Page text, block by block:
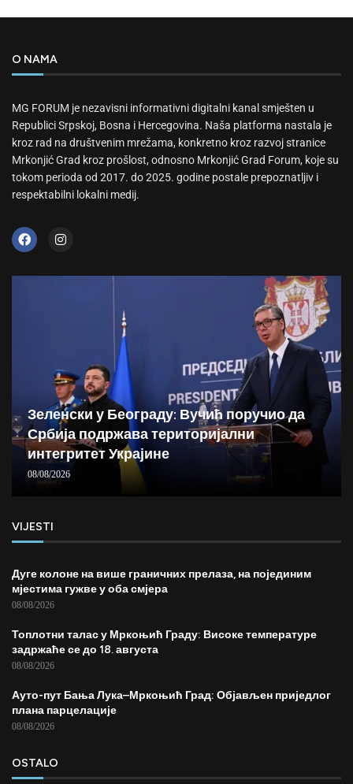
O NAMA
MG FORUM je nezavisni informativni digitalni kanal smješten u
Republici Srpskoj, Bosna i Hercegovina. Naša platforma nastala je
kroz rad na društvenim mrežama, konkretno kroz razvoj stranice
Mrkonjić Grad kroz prošlost, odnosno Mrkonjić Grad Forum, koje su
tokom perioda od 2017. do 2025. godine postale prepoznatljiv i
respektabilni lokalni medij.
Зеленски у Београду: Вучић поручио да
Србија подржава територијални
интегритет Украјине
08/08/2026
VIJESTI
Дуге колоне на више граничних прелаза, на појединим
мјестима гужве у оба смјера
08/08/2026
Топлотни талас у Мркоњић Граду: Високе температуре
задржаће се до 18. августа
08/08/2026
Ауто-пут Бања Лука–Мркоњић Град: Објављен приједлог
плана парцелације
08/08/2026
OSTALO